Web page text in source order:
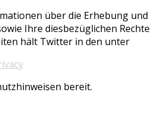
über die Erhebung und
Ihre diesbezüglichen Rechte
hält Twitter in den unter
bereit.